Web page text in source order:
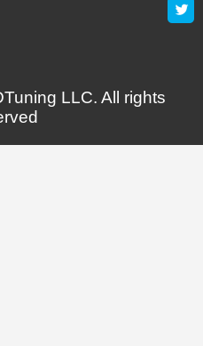
LLC. All rights